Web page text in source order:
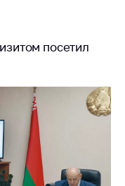
посетил